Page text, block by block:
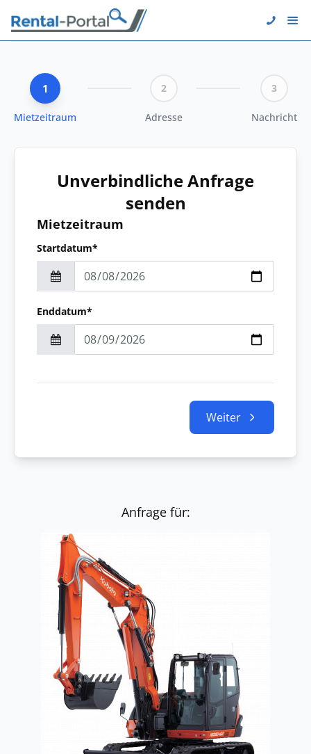
1
Mietzeitraum
2
Adresse
3
Nachricht
Unverbindliche Anfrage
senden
Mietzeitraum
Startdatum*
Enddatum*
Weiter
Anfrage für: